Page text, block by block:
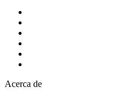
Acerca de